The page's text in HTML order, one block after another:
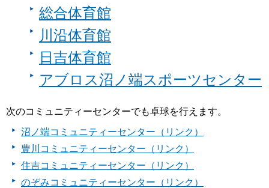
総合体育館
川沿体育館
日吉体育館
アブロス沼ノ端スポーツセンター
次のコミュニティーセンターでも卓球を行えます。
沼ノ端コミュニティーセンター（リンク）
豊川コミュニティーセンター（リンク）
住吉コミュニティーセンター（リンク）
のぞみコミュニティーセンター（リンク）